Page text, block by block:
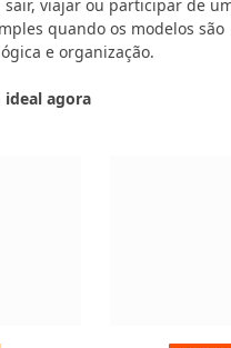
viajar ou participar de
quando os modelos são
e organização.
ideal agora